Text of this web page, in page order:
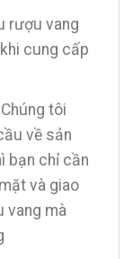
rượu vang
cung cấp
tôi
về sản
bạn chỉ cần
và giao
vang mà